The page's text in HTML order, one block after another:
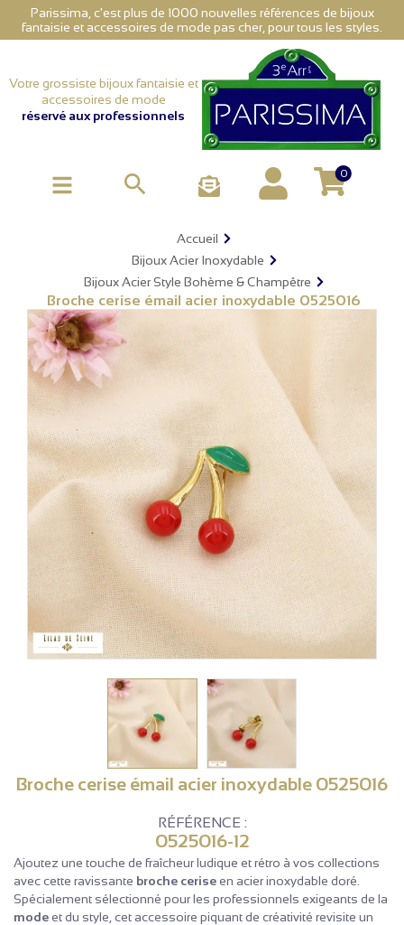
Parissima, c'est plus de 1000 nouvelles références de bijoux
fantaisie et accessoires de mode pas cher, pour tous les styles.
Votre grossiste bijoux fantaisie et
accessoires de mode
réservé aux professionnels
 0
Accueil
Bijoux Acier Inoxydable
Bijoux Acier Style Bohème & Champêtre
Broche cerise émail acier inoxydable 0525016
Broche cerise émail acier inoxydable 0525016
RÉFÉRENCE :
0525016-12
Ajoutez une touche de fraîcheur ludique et rétro à vos collections
avec cette ravissante broche ceriseen acier inoxydable doré.
Spécialement sélectionné pour les professionnels exigeants de la
modeet du style, cet accessoire piquant de créativité revisite un